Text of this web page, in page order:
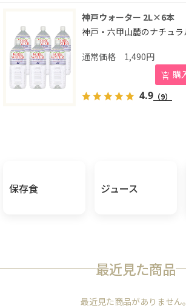
神戸ウォーター 2L×6本
神戸・六甲山麓のナチュ
1,490円
購
4.9 （9）
保存食 ジュース
最近見た商品
最近見た商品がありません。